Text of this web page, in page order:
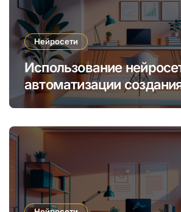
Нейросети
Использование
автоматизации
уникальных интернет-